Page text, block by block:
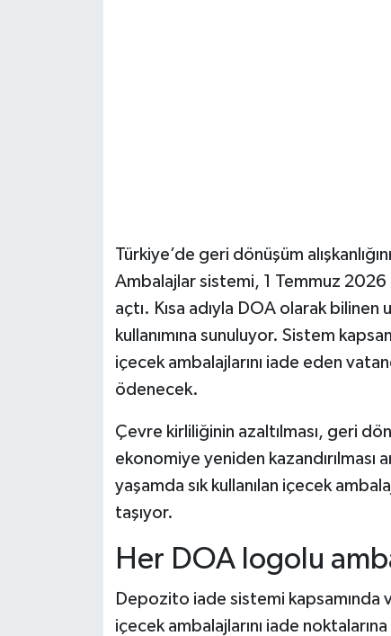
Türkiye’de geri dönüşüm
Ambalajlar sistemi, 1 Temmuz
açtı. Kısa adıyla DOA olarak
kullanımına sunuluyor. Sistem
içecek ambalajlarını iade eden
ödenecek.
Çevre kirliliğinin azaltılması, geri
ekonomiye yeniden kazandırılması
yaşamda sık kullanılan içecek
taşıyor.
Her DOA logolu
Depozito iade sistemi kapsamında
içecek ambalajlarını iade
Ulusal Haberler
Teknoloji Haberleri
Siyaset Haberleri
Yerel Haberler